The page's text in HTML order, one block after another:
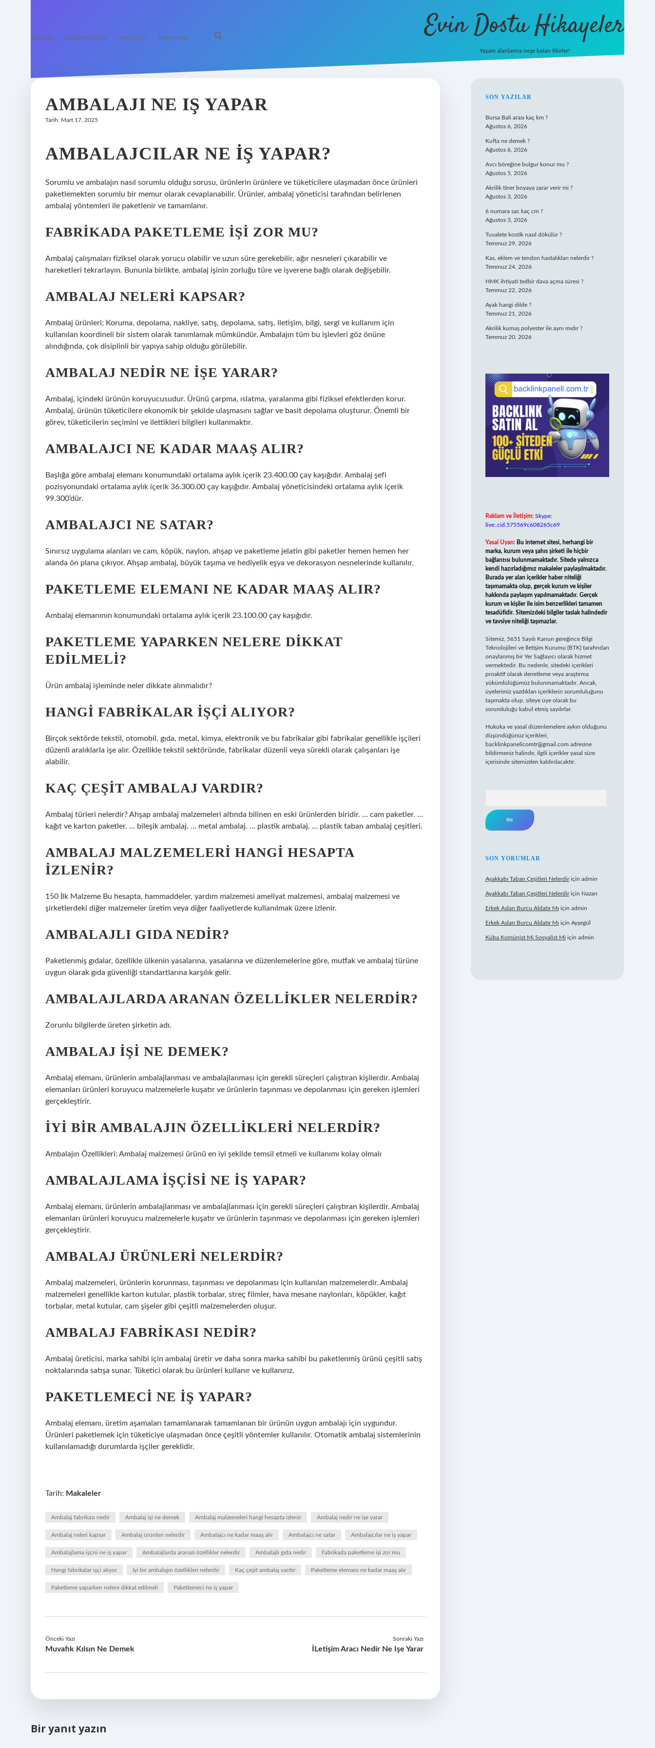
Anasayfa Gizlilik Politikası Yasal Uyarı Hakkımızda Evin Dostu Hikayeler
Yaşam alanlarına neşe katan fikirler!
AMBALAJI NE IŞ YAPAR
Tarih: Mart 17, 2025
AMBALAJCILAR NE IŞ YAPAR?
Sorumlu ve ambalajın nasıl sorumlu olduğu sorusu, ürünlerin ürünlere ve tüketicilere ulaşmadan önce ürünleri
paketlemekten sorumlu bir memur olarak cevaplanabilir. Ürünler, ambalaj yöneticisi tarafından belirlenen
ambalaj yöntemleri ile paketlenir ve tamamlanır.
FABRIKADA PAKETLEME IŞI ZOR MU?
Ambalaj çalışmaları fiziksel olarak yorucu olabilir ve uzun süre gerekebilir, ağır nesneleri çıkarabilir ve
hareketleri tekrarlayın. Bununla birlikte, ambalaj işinin zorluğu türe ve işverene bağlı olarak değişebilir.
AMBALAJ NELERI KAPSAR?
Ambalaj ürünleri; Koruma, depolama, nakliye, satış, depolama, satış, iletişim, bilgi, sergi ve kullanım için
kullanılan koordineli bir sistem olarak tanımlamak mümkündür. Ambalajın tüm bu işlevleri göz önüne
alındığında, çok disiplinli bir yapıya sahip olduğu görülebilir.
AMBALAJ NEDIR NE IŞE YARAR?
Ambalaj, içindeki ürünün koruyucusudur. Ürünü çarpma, ıslatma, yaralanma gibi fiziksel efektlerden korur.
Ambalaj, ürünün tüketicilere ekonomik bir şekilde ulaşmasını sağlar ve basit depolama oluşturur. Önemli bir
görev, tüketicilerin seçimini ve ilettikleri bilgileri kullanmaktır.
AMBALAJCI NE KADAR MAAŞ ALIR?
Başlığa göre ambalaj elemanı konumundaki ortalama aylık içerik 23.400.00 çay kaşığıdır. Ambalaj şefi
pozisyonundaki ortalama aylık içerik 36.300.00 çay kaşığıdır. Ambalaj yöneticisindeki ortalama aylık içerik
99.300’dür.
AMBALAJCI NE SATAR?
Sınırsız uygulama alanları ve cam, köpük, naylon, ahşap ve paketleme jelatin gibi paketler hemen hemen her
alanda ön plana çıkıyor. Ahşap ambalaj, büyük taşıma ve hediyelik eşya ve dekorasyon nesnelerinde kullanılır.
PAKETLEME ELEMANI NE KADAR MAAŞ ALIR?
Ambalaj elemanının konumundaki ortalama aylık içerik 23.100.00 çay kaşığıdır.
PAKETLEME YAPARKEN NELERE DIKKAT
EDILMELI?
Ürün ambalaj işleminde neler dikkate alınmalıdır?
HANGI FABRIKALAR IŞÇI ALIYOR?
Birçok sektörde tekstil, otomobil, gıda, metal, kimya, elektronik ve bu fabrikalar gibi fabrikalar genellikle işçileri
düzenli aralıklarla işe alır. Özellikle tekstil sektöründe, fabrikalar düzenli veya sürekli olarak çalışanları işe
alabilir.
KAÇ ÇEŞIT AMBALAJ VARDIR?
Ambalaj türleri nelerdir? Ahşap ambalaj malzemeleri altında bilinen en eski ürünlerden biridir. … cam paketler. …
kağıt ve karton paketler. … bileşik ambalaj. … metal ambalaj. … plastik ambalaj. … plastik taban ambalaj çeşitleri.
AMBALAJ MALZEMELERI HANGI HESAPTA
IZLENIR?
150 İlk Malzeme Bu hesapta, hammaddeler, yardım malzemesi ameliyat malzemesi, ambalaj malzemesi ve
şirketlerdeki diğer malzemeler üretim veya diğer faaliyetlerde kullanılmak üzere izlenir.
AMBALAJLI GIDA NEDIR?
Paketlenmiş gıdalar, özellikle ülkenin yasalarına, yasalarına ve düzenlemelerine göre, mutfak ve ambalaj türüne
uygun olarak gıda güvenliği standartlarına karşılık gelir.
AMBALAJLARDA ARANAN ÖZELLIKLER NELERDIR?
Zorunlu bilgilerde üreten şirketin adı.
AMBALAJ IŞI NE DEMEK?
Ambalaj elemanı, ürünlerin ambalajlanması ve ambalajlanması için gerekli süreçleri çalıştıran kişilerdir. Ambalaj
elemanları ürünleri koruyucu malzemelerle kuşatır ve ürünlerin taşınması ve depolanması için gereken işlemleri
gerçekleştirir.
İYI BIR AMBALAJIN ÖZELLIKLERI NELERDIR?
Ambalajın Özellikleri: Ambalaj malzemesi ürünü en iyi şekilde temsil etmeli ve kullanımı kolay olmalı
AMBALAJLAMA IŞÇISI NE IŞ YAPAR?
Ambalaj elemanı, ürünlerin ambalajlanması ve ambalajlanması için gerekli süreçleri çalıştıran kişilerdir. Ambalaj
elemanları ürünleri koruyucu malzemelerle kuşatır ve ürünlerin taşınması ve depolanması için gereken işlemleri
gerçekleştirir.
AMBALAJ ÜRÜNLERI NELERDIR?
Ambalaj malzemeleri, ürünlerin korunması, taşınması ve depolanması için kullanılan malzemelerdir. Ambalaj
malzemeleri genellikle karton kutular, plastik torbalar, streç filmler, hava mesane naylonları, köpükler, kağıt
torbalar, metal kutular, cam şişeler gibi çeşitli malzemelerden oluşur.
AMBALAJ FABRIKASI NEDIR?
Ambalaj üreticisi, marka sahibi için ambalaj üretir ve daha sonra marka sahibi bu paketlenmiş ürünü çeşitli satış
noktalarında satışa sunar. Tüketici olarak bu ürünleri kullanır ve kullanırız.
PAKETLEMECI NE IŞ YAPAR?
Ambalaj elemanı, üretim aşamaları tamamlanarak tamamlanan bir ürünün uygun ambalajı için uygundur.
Ürünleri paketlemek için tüketiciye ulaşmadan önce çeşitli yöntemler kullanılır. Otomatik ambalaj sistemlerinin
kullanılamadığı durumlarda işçiler gereklidir.
Tarih: Makaleler
Ambalaj fabrikası nedir Ambalaj işi ne demek Ambalaj malzemeleri hangi hesapta izlenir Ambalaj nedir ne işe yarar
Ambalaj neleri kapsar Ambalaj ürünleri nelerdir Ambalajcı ne kadar maaş alır Ambalajcı ne satar Ambalajcılar ne iş yapar
Ambalajlama işçisi ne iş yapar Ambalajlarda aranan özellikler nelerdir Ambalajlı gıda nedir Fabrikada paketleme işi zor mu
Hangi fabrikalar işçi alıyor İyi bir ambalajın özellikleri nelerdir Kaç çeşit ambalaj vardır Paketleme elemanı ne kadar maaş alır
Paketleme yaparken nelere dikkat edilmeli Paketlemeci ne iş yapar
Önceki Yazı
Muvafık Kılsın Ne Demek
Sonraki Yazı
İLetişim Aracı Nedir Ne Işe Yarar
Bir yanıt yazın
SIDEBAR
SON YAZILAR
Bursa Bali arası kaç km ?
Ağustos 6, 2026
Kufta ne demek ?
Ağustos 6, 2026
Avcı böreğine bulgur konur mu ?
Ağustos 5, 2026
Akrilik tiner boyaya zarar verir mi ?
Ağustos 3, 2026
6 numara sac kaç cm ?
Ağustos 3, 2026
Tuvalete kostik nasıl dökülür ?
Temmuz 29, 2026
Kas, eklem ve tendon hastalıkları nelerdir ?
Temmuz 24, 2026
HMK ihtiyati tedbir dava açma süresi ?
Temmuz 22, 2026
Ayak hangi dilde ?
Temmuz 21, 2026
Akrilik kumaş polyester ile aynı mıdır ?
Temmuz 20, 2026
Reklam ve İletişim: Skype:
live:.cid.575569c608265c69
Yasal Uyarı: Bu internet sitesi, herhangi bir
marka, kurum veya şahıs şirketi ile hiçbir
bağlantısı bulunmamaktadır. Sitede yalnızca
kendi hazırladığımız makaleler paylaşılmaktadır.
Burada yer alan içerikler haber niteliği
taşımamakta olup, gerçek kurum ve kişiler
hakkında paylaşım yapılmamaktadır. Gerçek
kurum ve kişiler ile isim benzerlikleri tamamen
tesadüfidir. Sitemizdeki bilgiler taslak halindedir
ve tavsiye niteliği taşımazlar.
Sitemiz, 5651 Sayılı Kanun gereğince Bilgi
Teknolojileri ve İletişim Kurumu (BTK) tarafından
onaylanmış bir Yer Sağlayıcı olarak hizmet
vermektedir. Bu nedenle, sitedeki içerikleri
proaktif olarak denetleme veya araştırma
yükümlülüğümüz bulunmamaktadır. Ancak,
üyelerimiz yazdıkları içeriklerin sorumluluğunu
taşımakta olup, siteye üye olarak bu
sorumluluğu kabul etmiş sayılırlar.
Hukuka ve yasal düzenlemelere aykırı olduğunu
düşündüğünüz içerikleri,
backlinkpanelicomtr@gmail.com adresine
bildirmeniz halinde, ilgili içerikler yasal süre
içerisinde sitemizden kaldırılacaktır.
SON YORUMLAR
Ayakkabı Taban Çeşitleri Nelerdiriçin admin
Ayakkabı Taban Çeşitleri Nelerdiriçin Nazan
Erkek Aslan Burcu Aldatır Mı için admin
Erkek Aslan Burcu Aldatır Mı için Ayşegül
Küba Komünist Mi Sosyalist Mi için admin